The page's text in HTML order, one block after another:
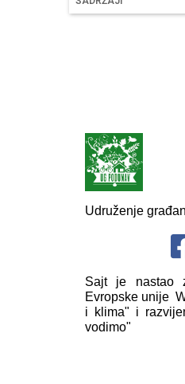
Udruženje
Sajt je nastao
Evropske unije
i klima" i
vodimo"